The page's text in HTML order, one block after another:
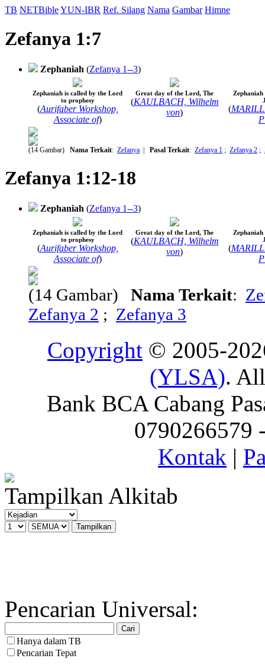
TB NETBibleYUN-IBR Ref. Silang Nama Gambar Himne
Zefanya 1:7
Zephaniah (Zefanya 1--3)
Zephaniah is called by the Lord
to prophesy
(Aurifaber Workshop,
Associate of)
Great day of the Lord, The
(KAULBACH, Wilhelm
von)
Zephaniah
(
(14 Gambar) Nama Terkait: Zefanya | Pasal Terkait: Zefanya 1 ; Zefanya 2 ;
Zefanya 1:12-18
Zephaniah (Zefanya 1--3)
Zephaniah is called by the Lord
to prophesy
(Aurifaber Workshop,
Associate of)
Great day of the Lord, The
(KAULBACH, Wilhelm
von)
Zephaniah
(
(14 Gambar) Nama Terkait:
Zefanya 2 ; Zefanya 3
Copyright © 2005-
(YLSA).
Bank BCA Cabang
0790266579
Kontak |
Tampilkan Alkitab
Pencarian Universal:
Hanya dalam TB
Pencarian Tepat